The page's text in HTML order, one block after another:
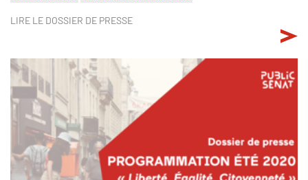
LIRE LE DOSSIER DE PRESSE